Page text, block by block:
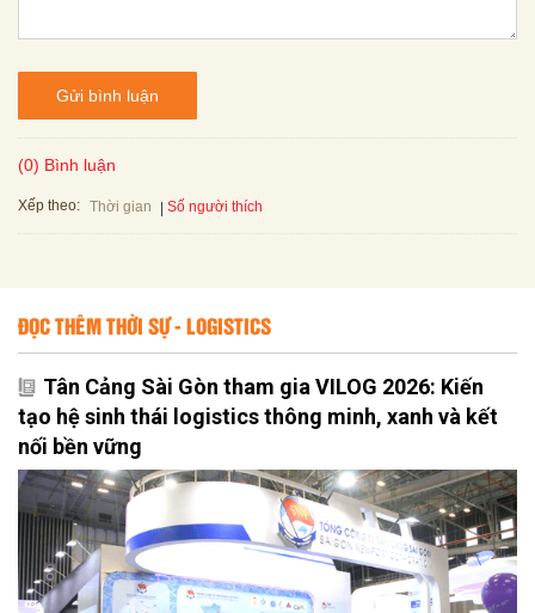
Gửi bình luận
(0) Bình luận
Xếp theo: Thời gian Số người thích
ĐỌC THÊM THỜI SỰ - LOGISTICS
Tân Cảng Sài Gòn tham gia VILOG 2026: Kiến
tạo hệ sinh thái logistics thông minh, xanh và kết
nối bền vững